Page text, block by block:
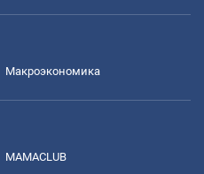
Mакроэкономика
MAMACLUB